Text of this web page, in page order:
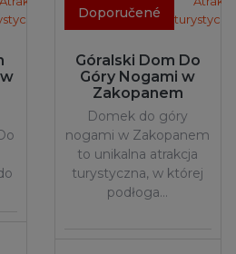
Doporučené
turystyczne
Góralski Dom Do
Góry Nogami w
Zakopanem
Domek do góry
nogami w Zakopanem
to unikalna atrakcja
turystyczna, w której
podłoga…